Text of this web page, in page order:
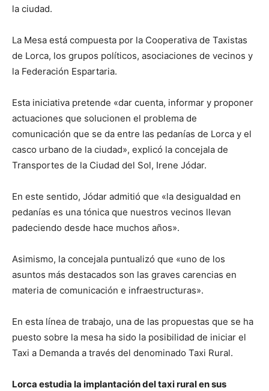
la ciudad.
La Mesa está compuesta por la Cooperativa de Taxistas
de Lorca, los grupos políticos, asociaciones de vecinos y
la Federación Espartaria.
Esta iniciativa pretende «dar cuenta, informar y proponer
actuaciones que solucionen el problema de
comunicación que se da entre las pedanías de Lorca y el
casco urbano de la ciudad», explicó la concejala de
Transportes de la Ciudad del Sol, Irene Jódar.
En este sentido, Jódar admitió que «la desigualdad en
pedanías es una tónica que nuestros vecinos llevan
padeciendo desde hace muchos años».
Asimismo, la concejala puntualizó que «uno de los
asuntos más destacados son las graves carencias en
materia de comunicación e infraestructuras».
En esta línea de trabajo, una de las propuestas que se ha
puesto sobre la mesa ha sido la posibilidad de iniciar el
Taxi a Demanda a través del denominado Taxi Rural.
Lorca estudia la implantación del taxi rural en sus